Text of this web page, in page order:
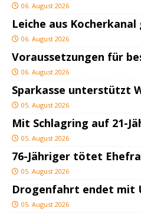
06. August 2026
Leiche aus
06. August 2026
Voraussetzungen für
06. August 2026
Sparkasse unterstützt
05. August 2026
Mit Schlagring auf 21-
05. August 2026
76-Jähriger tötet
05. August 2026
Drogenfahrt endet mit
05. August 2026